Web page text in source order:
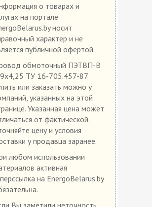
о товарах и
на портале
носит
характер и не
публичной офертой.
обмоточный ПЭТВП-В
ТУ 16-705.457-87
или заказать можно у
указанных на этой
Указанная цена может
от фактической.
цену и условия
у продавца заранее.
любом использовании
активная
на EnergoBelarus.by
Вы заметили неточность